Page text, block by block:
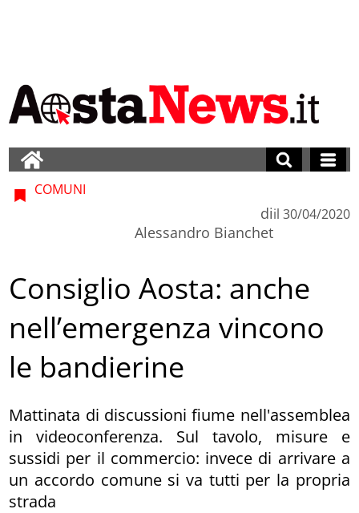
COMUNI
di
Alessandro Bianchet
il 30/04/2020
Consiglio Aosta: anche
nell’emergenza vincono
le bandierine
Mattinata di discussioni fiume nell'assemblea
in videoconferenza. Sul tavolo, misure e
sussidi per il commercio: invece di arrivare a
un accordo comune si va tutti per la propria
strada